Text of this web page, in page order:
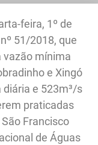
feira, 1º de
51/2018, que
vazão mínima
e Xingó
e 523m³/s
praticadas
Francisco
de Águas